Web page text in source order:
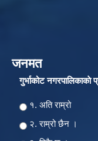
जनमत
गुर्भाकोट नगरपालिकाकाे
Choices
१. अति राम्रो
२‍‍. राम्रो छैन ।